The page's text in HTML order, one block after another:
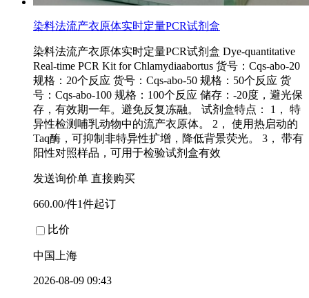
染料法流产衣原体实时定量PCR试剂盒
染料法流产衣原体实时定量PCR试剂盒 Dye-quantitative
Real-time PCR Kit for Chlamydiaabortus 货号：Cqs-abo-20
规格：20个反应 货号：Cqs-abo-50 规格：50个反应 货
号：Cqs-abo-100 规格：100个反应 储存：-20度，避光保
存，有效期一年。避免反复冻融。 试剂盒特点： 1， 特
异性检测哺乳动物中的流产衣原体。 2， 使用热启动的
Taq酶，可抑制非特异性扩增，降低背景荧光。 3， 带有
阳性对照样品，可用于检验试剂盒有效
发送询价单 直接购买
660.00/件1件起订
比价
中国上海
2026-08-09 09:43